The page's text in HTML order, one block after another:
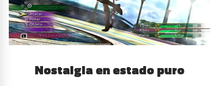
Nostalgia en estado puro